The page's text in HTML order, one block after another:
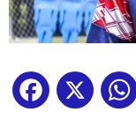
Facebook
X